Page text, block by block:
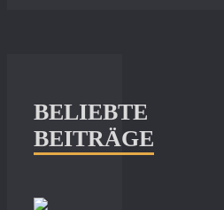
BELIEBTE
BEITRÄGE